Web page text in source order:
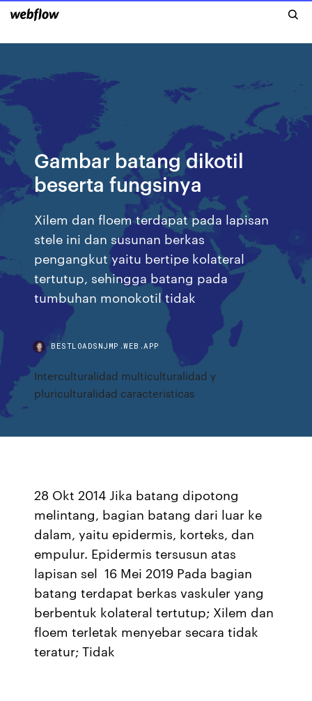
Gambar batang dikotil
beserta fungsinya
Xilem dan floem terdapat pada lapisan
stele ini dan susunan berkas
pengangkut yaitu bertipe kolateral
tertutup, sehingga batang pada
tumbuhan monokotil tidak
BESTLOADSNJMP.WEB.APP
Interculturalidad multiculturalidad y
pluriculturalidad caracteristicas
28 Okt 2014 Jika batang dipotong
melintang, bagian batang dari luar ke
dalam, yaitu epidermis, korteks, dan
empulur. Epidermis tersusun atas
lapisan sel 16 Mei 2019 Pada bagian
batang terdapat berkas vaskuler yang
berbentuk kolateral tertutup; Xilem dan
floem terletak menyebar secara tidak
teratur; Tidak